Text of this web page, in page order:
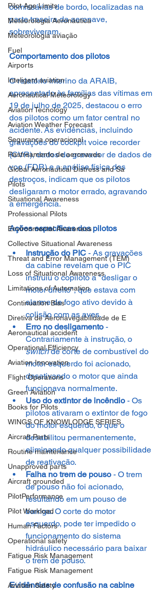
Pilot Age Limits
Meteorologia Aeronáutica
Meteorologia aviação
Fuel
Airports
Inteligent aviation
Aeronautical Meteorology
Aviation Tecnology
Aviation Weather Forecast
Segurança operacional
Rastreamento de aeronaves
Global Aeronautical Distress and Sa
Pilots
Situational Awareness
Professional Pilots
Environmental Awareness
Collective Situational Awareness
Threat and Error Management (TEM)
Loss of Situational Awareness
Limitations of Automation
Continuation Bias
Diretiva de Aeronavegabilidade de E
Aeronautical accident
Operational Efficiency
Aviation Innovation
Flight Operations
Green Aviation
Books for Pilots
WINGS OF KNOWLODGE SERIES
Aircraft Parts
Routine maintenance
Unapproved parts
Aircraft grounded
PilotPerformance
Pilot Workload
Human Factors
Operational safety
Fatigue Risk Management
Fatigue Risk Management
Aviation Safety
comissárias de bordo, localizadas na
parte traseira da aeronave,
sobreviveram.
Comportamento dos pilotos
O relatório interino da ARAIB,
apresentado às famílias das vítimas em
19 de julho de 2025, destacou o erro
dos pilotos como um fator central no
acidente. As evidências, incluindo
gravações do cockpit voice recorder
(CVR), dados do gravador de dados de
voo (FDR) e a análise física dos
destroços, indicam que os pilotos
desligaram o motor errado, agravando
a emergência.
Ações específicas dos pilotos
Instrução do PIC - As gravações
da cabine revelam que o PIC
instruiu o copiloto a "desligar o
motor direito", que estava com
alarme de fogo ativo devido à
colisão com as aves.
Erro no desligamento -
Contrariamente à instrução, o
switch de corte de combustível do
motor esquerdo foi acionado,
desativando o motor que ainda
funcionava normalmente.
Uso do extintor de incêndio - Os
pilotos ativaram o extintor de fogo
do motor esquerdo, o que o
desabilitou permanentemente,
eliminando qualquer possibilidade
de reativação.
Falha no trem de pouso - O trem
de pouso não foi acionado,
resultando em um pouso de
barriga. O corte do motor
esquerdo, pode ter impedido o
funcionamento do sistema
hidráulico necessário para baixar
o trem de pouso.
Evidências de confusão na cabine